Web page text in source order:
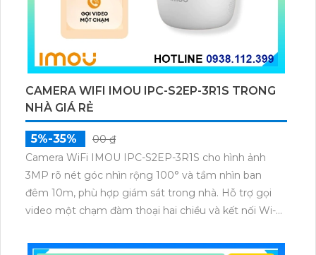
CAMERA WIFI IMOU IPC-S2EP-3R1S TRONG
NHÀ GIÁ RẺ
5%-35%
00 ₫
Camera WiFi IMOU IPC-S2EP-3R1S cho hình ảnh
3MP rõ nét góc nhìn rộng 100° và tầm nhìn ban
đêm 10m, phù hợp giám sát trong nhà. Hỗ trợ gọi
video một chạm đàm thoại hai chiều và kết nối Wi-Fi
microSD tối đa 256GB hoặc lưu đám mây dễ lắp đặt